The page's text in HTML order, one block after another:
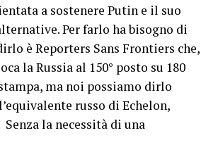
a sostenere Putin e il suo
Per farlo ha bisogno di
è Reporters Sans Frontiers che,
la Russia al 150° posto su 180
ma noi possiamo dirlo
russo di Echelon,
la necessità di una